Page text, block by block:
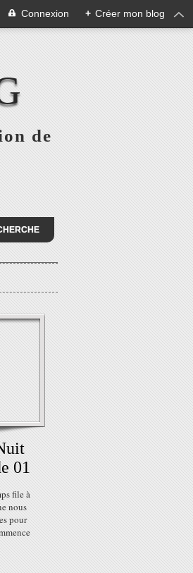
Connexion + Créer mon blog
de
01
file à
nous
pour